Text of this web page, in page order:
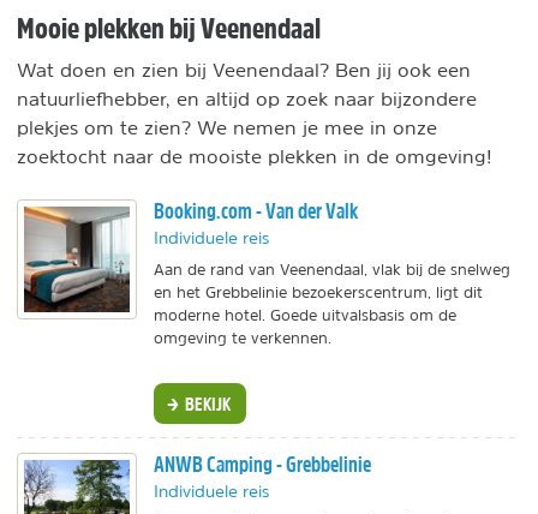
Mooie plekken bij Veenendaal
Wat doen en zien bij Veenendaal? Ben jij ook een
natuurliefhebber, en altijd op zoek naar bijzondere
plekjes om te zien? We nemen je mee in onze
zoektocht naar de mooiste plekken in de omgeving!
Booking.com - Van der Valk
Individuele reis
Aan de rand van Veenendaal, vlak bij de snelweg
en het Grebbelinie bezoekerscentrum, ligt dit
moderne hotel. Goede uitvalsbasis om de
omgeving te verkennen.
BEKIJK
ANWB Camping - Grebbelinie
Individuele reis